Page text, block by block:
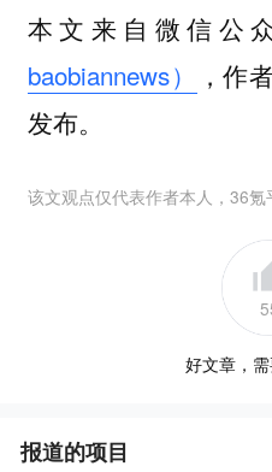
本文来自微信公
baobiannews）
，作
发布。
该文观点仅代表作者本人，36氪
好文章，
报道的项目